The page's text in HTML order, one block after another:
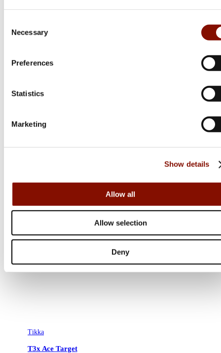
Selection
Necessary
Preferences
Statistics
Marketing
Show details
Allow all
Allow selection
Deny
100 Explorer | Wood
74 499 kr
Tikka
T3x Ace Target